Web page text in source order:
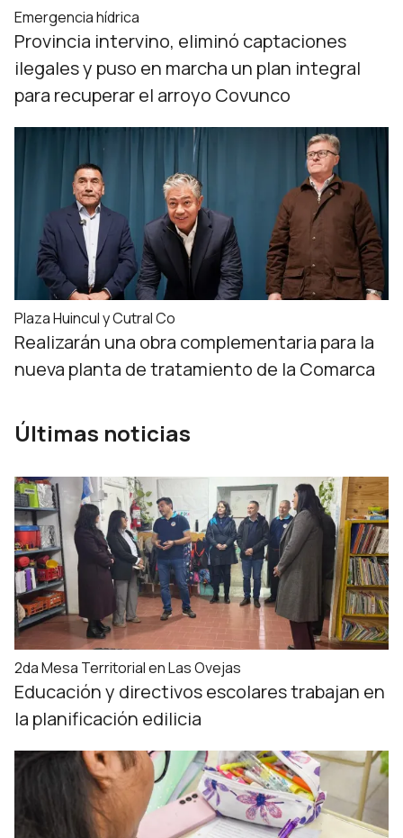
Emergencia hídrica
Provincia intervino, eliminó captaciones
ilegales y puso en marcha un plan integral
para recuperar el arroyo Covunco
Plaza Huincul y Cutral Co
Realizarán una obra complementaria para la
nueva planta de tratamiento de la Comarca
Últimas noticias
2da Mesa Territorial en Las Ovejas
Educación y directivos escolares trabajan en
la planificación edilicia